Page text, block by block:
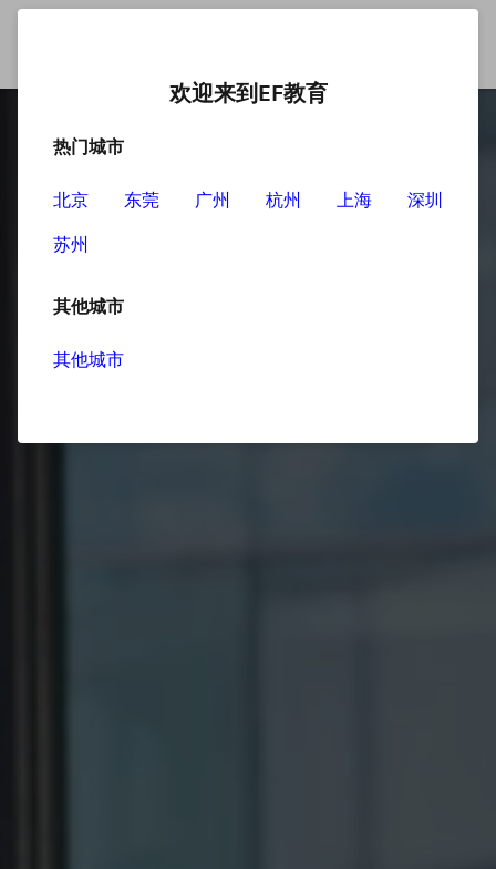
欢迎来到EF教育
热门城市
北京 东莞 广州 杭州 上海
深圳
苏州
其他城市
其他城市